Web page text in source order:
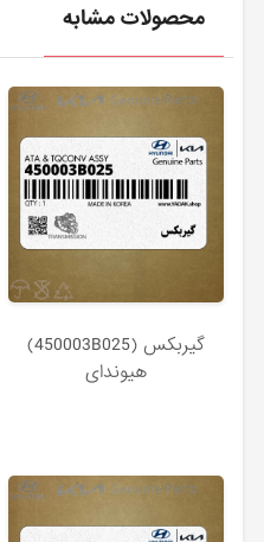
محصولات مشابه
گيربكس (450003B025)
هیوندای